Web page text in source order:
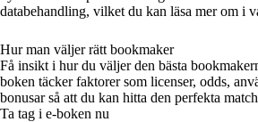
databehandling, vilket du kan läsa mer om i
Hur man väljer rätt bookmaker
Få insikt i hur du väljer den bästa
boken täcker faktorer som licenser, odds,
bonusar så att du kan hitta den perfekta
Ta tag i e-boken nu